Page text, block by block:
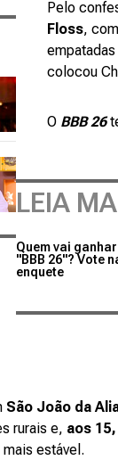
Pelo
Floss,
colocou
O BBB 26
LEIA
Quem vai
"BBB 26"? Vote
enquete
São João da
rurais e, aos
estável.